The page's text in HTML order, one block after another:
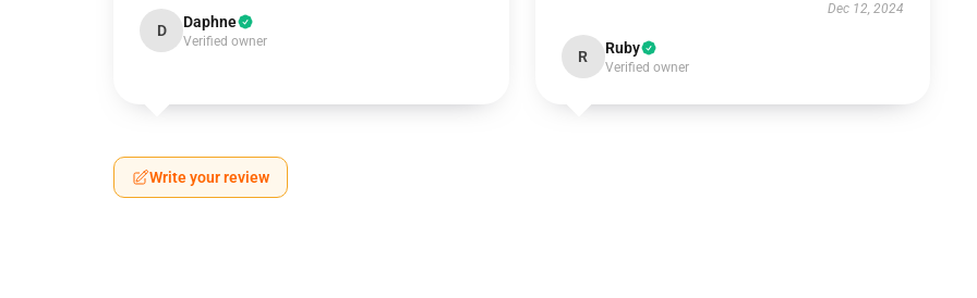
D Daphne
Verified owner
Dec 12, 2024
R Ruby
Verified owner
Write your review